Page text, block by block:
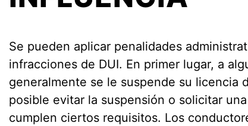
Se pueden aplicar penalidades
infracciones de DUI. En primer lugar, a
generalmente se le suspende su licencia
posible evitar la suspensión o solicitar
cumplen ciertos requisitos. Los